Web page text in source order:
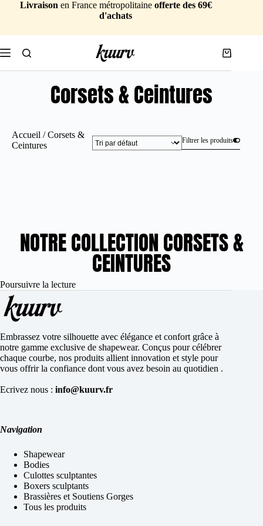
Livraison en France métropolitaine offerte des 69€
d'achats
Corsets & Ceintures
Accueil / Corsets &
Ceintures
Filtrer les produits
NOTRE COLLECTION CORSETS &
CEINTURES
Poursuivre la lecture
Embrassez votre silhouette avec élégance et confort grâce à
notre gamme exclusive de shapewear. Conçus pour célébrer
chaque courbe, nos produits allient innovation et style pour
vous offrir la confiance dont vous avez besoin au quotidien .
Ecrivez nous : info@kuurv.fr
Navigation
Shapewear
Bodies
Culottes sculptantes
Boxers sculptants
Brassières et Soutiens Gorges
Tous les produits